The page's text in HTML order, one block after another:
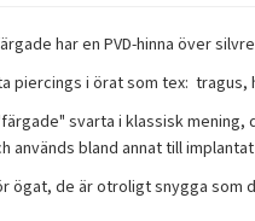
har en PVD-hinna över
piercings i örat som tex: tragus,
svarta i klassisk mening,
används bland annat till
ögat, de är otroligt snygga som